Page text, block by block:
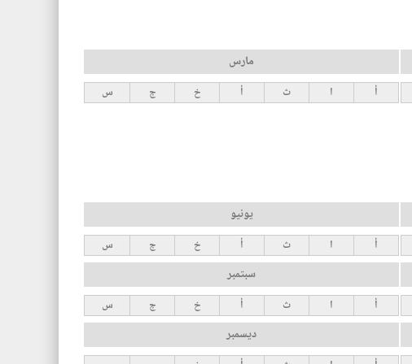
مارس
أ ا ث أ خ ج س
يونيو
أ ا ث أ خ ج س
سبتمبر
أ ا ث أ خ ج س
ديسمبر